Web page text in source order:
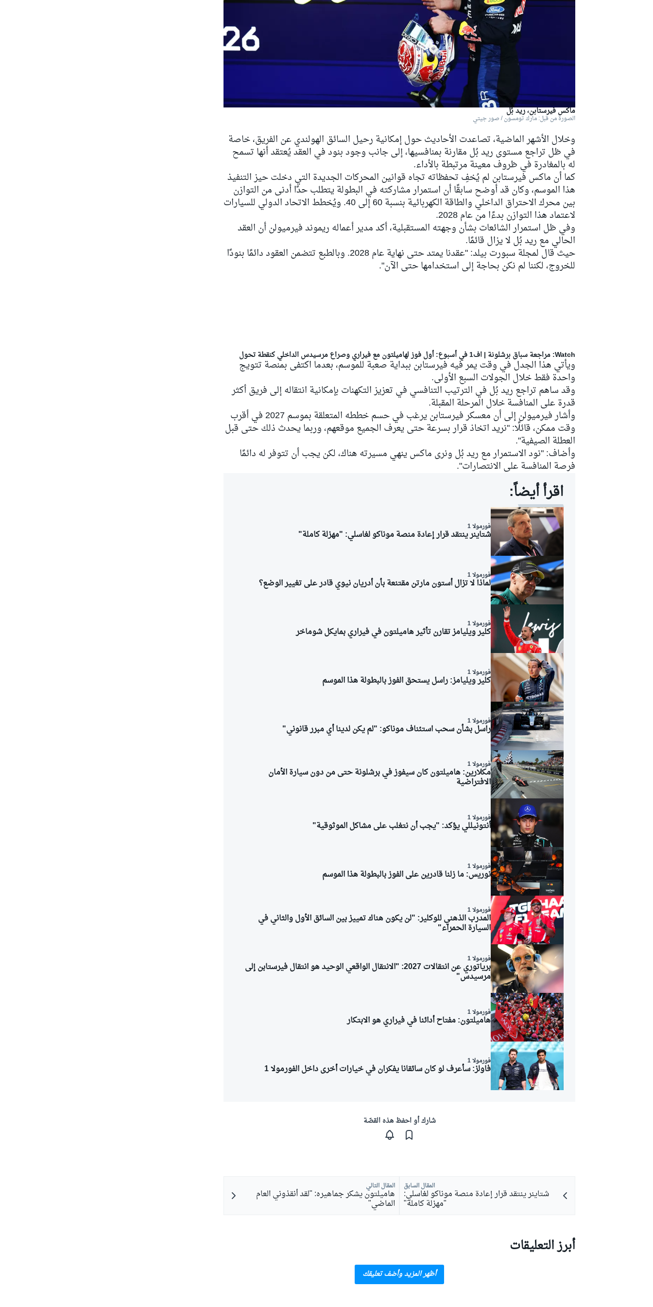
دبليو آر سي
سباقات التحمّل
ماكس فيرستابن، ريد بُل
الصورة من قبل: مارك تومسون / صور جيتي
وخلال الأشهر الماضية، تصاعدت الأحاديث حول إمكانية رحيل السائق الهولندي عن الفريق، خاصة
في ظل تراجع مستوى ريد بُل مقارنة بمنافسيها، إلى جانب وجود بنود في العقد يُعتقد أنها تسمح
له بالمغادرة في ظروف معينة مرتبطة بالأداء.
كما أن ماكس فيرستابن لم يُخفِ تحفظاته تجاه قوانين المحركات الجديدة التي دخلت حيز التنفيذ
هذا الموسم، وكان قد أوضح سابقًا أن استمرار مشاركته في البطولة يتطلب حدًا أدنى من التوازن
بين محرك الاحتراق الداخلي والطاقة الكهربائية بنسبة 60 إلى 40. ويُخطط الاتحاد الدولي للسيارات
لاعتماد هذا التوازن بدءًا من عام 2028.
وفي ظل استمرار الشائعات بشأن وجهته المستقبلية، أكد مدير أعماله ريموند فيرميولن أن العقد
الحالي مع ريد بُل لا يزال قائمًا.
حيث قال لمجلة سبورت بيلد: "عقدنا يمتد حتى نهاية عام 2028. وبالطبع تتضمن العقود دائمًا بنودًا
للخروج، لكننا لم نكن بحاجة إلى استخدامها حتى الآن".
Watch: مراجعة سباق برشلونة | اف1 في أسبوع: أول فوز لهاميلتون مع فيراري وصراع مرسيدس الداخلي كنقطة تحول
ويأتي هذا الجدل في وقت يمر فيه فيرستابن ببداية صعبة للموسم، بعدما اكتفى بمنصة تتويج
واحدة فقط خلال الجولات السبع الأولى.
وقد ساهم تراجع ريد بُل في الترتيب التنافسي في تعزيز التكهنات بإمكانية انتقاله إلى فريق أكثر
قدرة على المنافسة خلال المرحلة المقبلة.
وأشار فيرميولن إلى أن معسكر فيرستابن يرغب في حسم خططه المتعلقة بموسم 2027 في أقرب
وقت ممكن، قائلًا: "نريد اتخاذ قرار بسرعة حتى يعرف الجميع موقعهم، وربما يحدث ذلك حتى قبل
العطلة الصيفية".
وأضاف: "نود الاستمرار مع ريد بُل ونرى ماكس ينهي مسيرته هناك، لكن يجب أن تتوفر له دائمًا
فرصة المنافسة على الانتصارات".
اقرأ أيضاً:
فورمولا 1
شتاينر ينتقد قرار إعادة منصة موناكو لغاسلي: "مهزلة كاملة"
فورمولا 1
لماذا لا تزال أستون مارتن مقتنعة بأن أدريان نيوي قادر على تغيير الوضع؟
فورمولا 1
كلير ويليامز تقارن تأثير هاميلتون في فيراري بمايكل شوماخر
فورمولا 1
كلير ويليامز: راسل يستحق الفوز بالبطولة هذا الموسم
فورمولا 1
راسل بشأن سحب استئناف موناكو: "لم يكن لدينا أي مبرر قانوني"
فورمولا 1
مكلارين: هاميلتون كان سيفوز في برشلونة حتى من دون سيارة الأمان
الافتراضية
فورمولا 1
أنتونيللي يؤكد: "يجب أن نتغلب على مشاكل الموثوقية"
فورمولا 1
نوريس: ما زلنا قادرين على الفوز بالبطولة هذا الموسم
فورمولا 1
المدرب الذهني للوكلير: "لن يكون هناك تمييز بين السائق الأول والثاني في
السيارة الحمراء"
فورمولا 1
برياتوري عن انتقالات 2027: "الانتقال الواقعي الوحيد هو انتقال فيرستابن إلى
مرسيدس"
فورمولا 1
هاميلتون: مفتاح أدائنا في فيراري هو الابتكار
فورمولا 1
فاولز: سأعرف لو كان سائقانا يفكران في خيارات أخرى داخل الفورمولا 1
شارك أو احفظ هذه القصّة
المقال السابق
شتاينر ينتقد قرار إعادة منصة موناكو لغاسلي:
"مهزلة كاملة"
المقال التالي
هاميلتون يشكر جماهيره: "لقد أنقذوني العام
الماضي"
أبرز التعليقات
أظهر المزيد وأضف تعليقك